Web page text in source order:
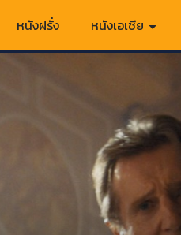
หนังฝรั่ง หนังเอเชีย